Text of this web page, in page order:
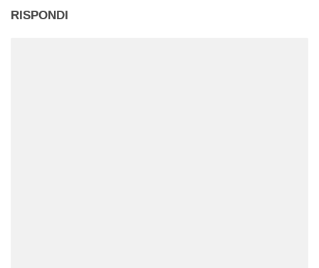
RISPONDI